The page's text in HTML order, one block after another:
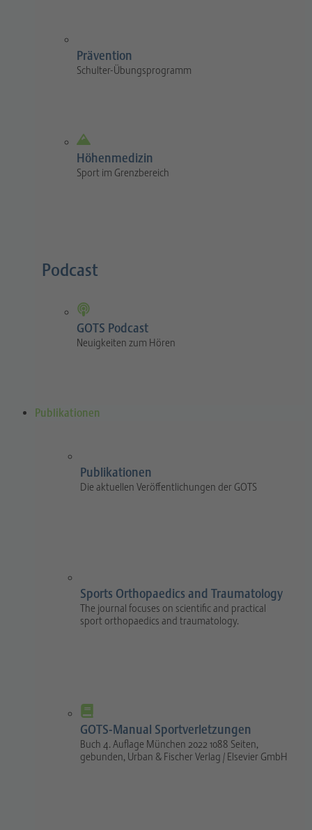
Prävention
Schulter-Übungsprogramm
Höhenmedizin
Sport im Grenzbereich
Podcast
GOTS Podcast
Neuigkeiten zum Hören
Publikationen
Publikationen
Die aktuellen Veröffentlichungen der GOTS
Sports Orthopaedics and Traumatology
The journal focuses on scientific and practical
sport orthopaedics and traumatology.
GOTS-Manual Sportverletzungen
Buch 4. Auflage München 2022 1088 Seiten,
gebunden, Urban & Fischer Verlag / Elsevier GmbH